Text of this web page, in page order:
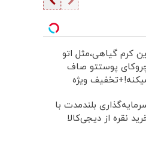
کرم گیاهی،مثل اتو
پوستتو صاف
ویژه
بلندمدت با
نقره از دیجی‌کالا